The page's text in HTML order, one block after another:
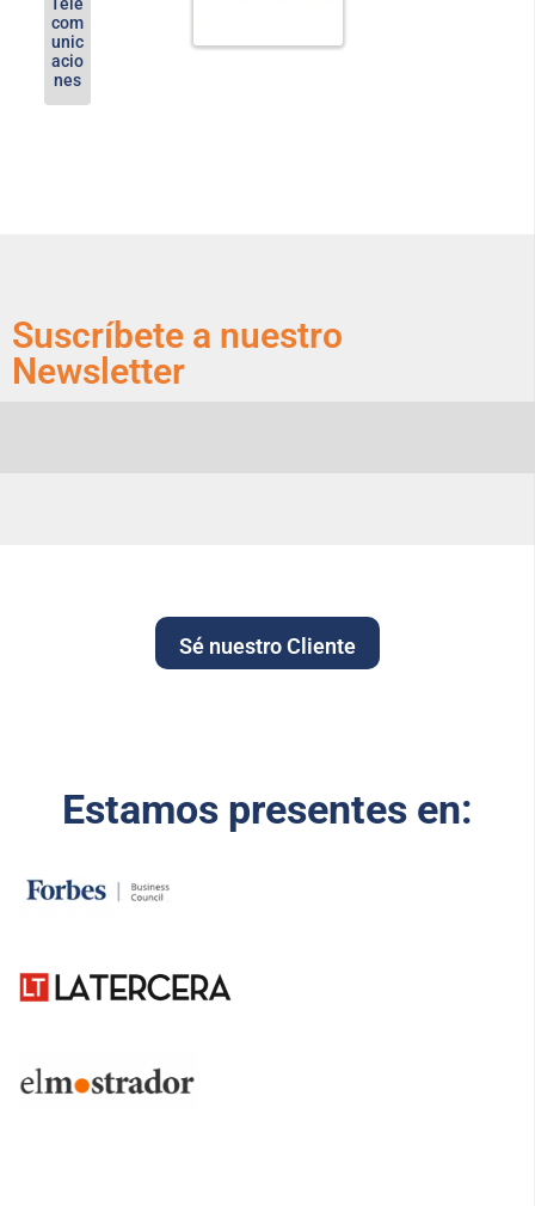
Tele
com
unic
acio
nes
Suscríbete a nuestro
Newsletter
Sé nuestro Cliente
Estamos presentes en: